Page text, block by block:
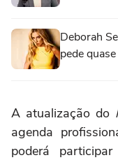
Deborah
pede
A atualização do
agenda
poderá